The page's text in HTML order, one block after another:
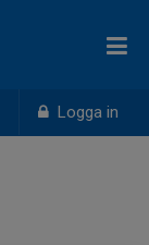
Logga in